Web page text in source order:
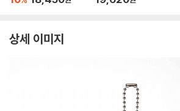
상세 이미지